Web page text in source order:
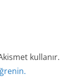
kullanır.